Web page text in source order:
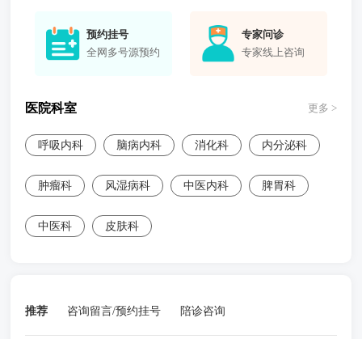
预约挂号
全网多号源预约
专家问诊
专家线上咨询
医院科室 更多 >
呼吸内科 脑病内科 消化科 内分泌科
肿瘤科 风湿病科 中医内科 脾胃科
中医科 皮肤科
推荐 咨询留言/预约挂号 陪诊咨询